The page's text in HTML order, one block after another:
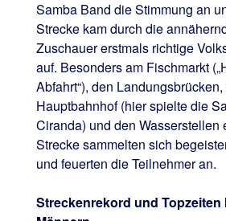
Samba Band die Stimmung an
Strecke kam durch die
Zuschauer erstmals richtige
auf. Besonders am Fischmarkt
Abfahrt“), den
Hauptbahnhof (hier spielte die
Ciranda) und den Wasserstellen
Strecke sammelten sich
und feuerten die Teilnehmer an.
Streckenrekord und Topzeiten